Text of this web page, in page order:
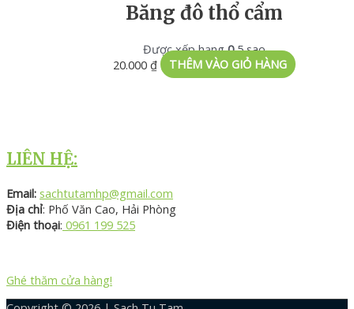
Băng đô thổ cẩm
Được xếp hạng05 sao
20.000₫ THÊM VÀO GIỎ HÀNG
LIÊN HỆ:
Email: sachtutamhp@gmail.com
Địa chỉ: Phố Văn Cao, Hải Phòng
Điện thoại: 0961 199 525
Ghé thăm cửa hàng!